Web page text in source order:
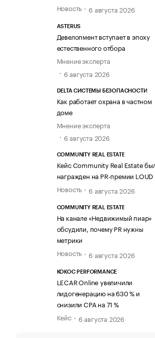
Новость
6 августа 2026
ASTERUS
Девелопмент вступает в эпоху
естественного отбора
Мнение эксперта
6 августа 2026
DELTA СИСТЕМЫ БЕЗОПАСНОСТИ
Как работает охрана в частном
доме
Мнение эксперта
6 августа 2026
COMMUNITY REAL ESTATE
Кейс Community Real Estate
награжден на PR-премии LOUD
Новость
6 августа 2026
COMMUNITY REAL ESTATE
На канале «Недвижимый пиар»
обсудили, почему PR нужны
метрики
Новость
6 августа 2026
KOKOC PERFORMANCE
LECAR Online увеличили
лидогенерацию на 630 % и
снизили CPA на 71 %
Кейс
6 августа 2026